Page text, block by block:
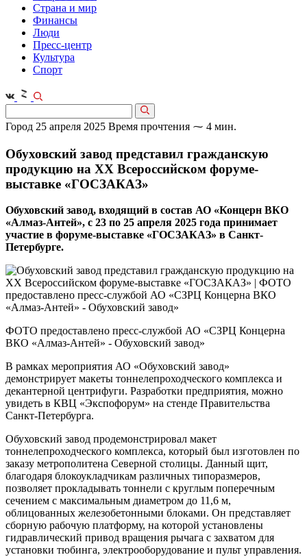
Страна и мир
Финансы
Люди
Пресс-центр
Культура
Спорт
Город 25 апреля 2025 Время прочтения ⁓ 4 мин.
Обуховский завод представил гражданскую
продукцию на XX Всероссийском форуме-
выставке «ГОСЗАКАЗ»
Обуховский завод, входящий в состав АО «Концерн ВКО
«Алмаз-Антей», с 23 по 25 апреля 2025 года принимает
участие в форуме-выставке «ГОСЗАКАЗ» в Санкт-
Петербурге.
ФОТО предоставлено пресс-службой АО «СЗРЦ Концерна
ВКО «Алмаз-Антей» - Обуховский завод»
В рамках мероприятия АО «Обуховский завод»
демонстрирует макеты тоннелепроходческого комплекса и
декантерной центрифуги. Разработки предприятия, можно
увидеть в КВЦ «Экспофорум» на стенде Правительства
Санкт-Петербурга.
Обуховский завод продемонстрировал макет
тоннелепроходческого комплекса, который был изготовлен по
заказу метрополитена Северной столицы. Данный щит,
благодаря блокоукладчикам различных типоразмеров,
позволяет прокладывать тоннели с круглым поперечным
сечением с максимальным диаметром до 11,6 м,
облицованных железобетонными блоками. Он представляет
сборную рабочую платформу, на которой установлены
гидравлический привод вращения рычага с захватом для
установки тюбинга, электрооборудование и пульт управления.